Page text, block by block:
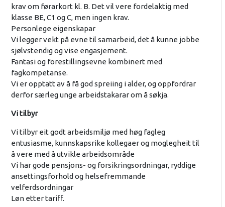
krav om førarkort kl. B. Det vil vere fordelaktig med
klasse BE, C1 og C, men ingen krav.
Personlege eigenskapar
Vi legger vekt på evne til samarbeid, det å kunne jobbe
sjølvstendig og vise engasjement.
Fantasi og forestillingsevne kombinert med
fagkompetanse.
Vi er opptatt av å få god spreiing i alder, og oppfordrar
derfor særleg unge arbeidstakarar om å søkja.
Vi tilbyr
Vi tilbyr eit godt arbeidsmiljø med høg fagleg
entusiasme, kunnskapsrike kollegaer og moglegheit til
å vere med å utvikle arbeidsområde
Vi har gode pensjons- og forsikringsordningar, ryddige
ansettingsforhold og helsefremmande
velferdsordningar
Løn etter tariff.